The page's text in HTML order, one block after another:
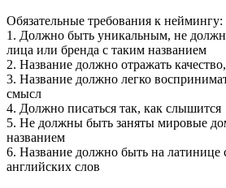
Обязательные требования к неймингу:
1. Должно быть уникальным, не
лица или бренда с таким названием
2. Название должно отражать
3. Название должно легко
смысл
4. Должно писаться так, как слышится
5. Не должны быть заняты мировые
названием
6. Название должно быть на латинице
английских слов